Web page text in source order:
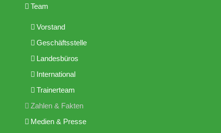
Team
Vorstand
Geschäftsstelle
Landesbüros
International
Trainerteam
Zahlen & Fakten
Medien & Presse